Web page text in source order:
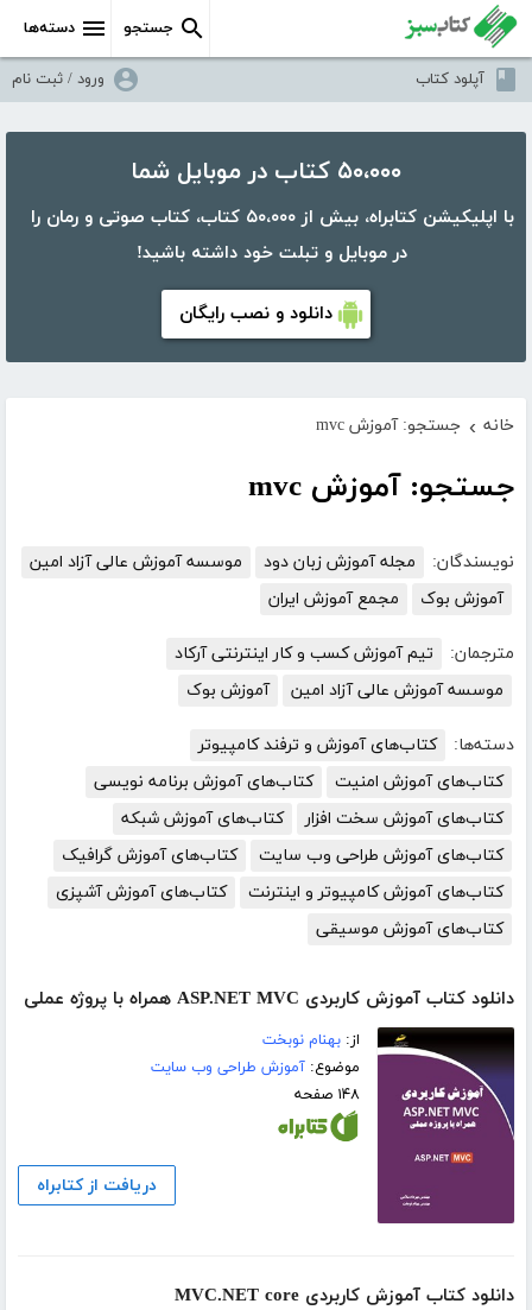
دسته‌ها جستجو
آپلود کتاب ورود / ثبت نام
۵۰،۰۰۰ کتاب در موبایل شما
با اپلیکیشن کتابراه، بیش از ۵۰،۰۰۰ کتاب، کتاب صوتی و رمان را
در موبایل و تبلت خود داشته باشید!
دانلود و نصب رایگان
خانه › جستجو: آموزش mvc
جستجو: آموزش mvc
نویسندگان: مجله آموزش زبان دود
موسسه آموزش عالی آزاد امین
آموزش بوک
مجمع آموزش ایران
مترجمان:
تیم آموزش کسب و کار اینترنتی آرکاد
موسسه آموزش عالی آزاد امین
آموزش بوک
دسته‌ها:
کتاب‌های آموزش و ترفند کامپیوتر
کتاب‌های آموزش امنیت
کتاب‌های آموزش برنامه نویسی
کتاب‌های آموزش سخت افزار
کتاب‌های آموزش شبکه
کتاب‌های آموزش طراحی وب سایت
کتاب‌های آموزش گرافیک
کتاب‌های آموزش کامپیوتر و اینترنت
کتاب‌های آموزش آشپزی
کتاب‌های آموزش موسیقی
دانلود کتاب آموزش کاربردی ASP.NET MVC همراه با پروژه عملی
از:بهنام نوبخت
موضوع:آموزش طراحی وب سایت
۱۴۸ صفحه
دریافت از کتابراه
دانلود کتاب آموزش کاربردی MVC.NET core